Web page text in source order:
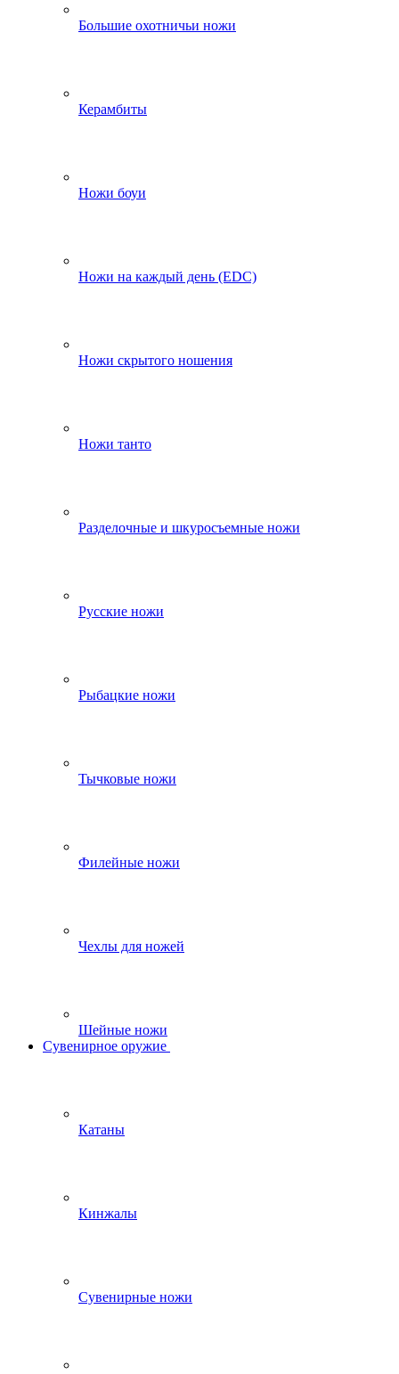
Большие охотничьи ножи
Керамбиты
Ножи боуи
Ножи на каждый день (EDC)
Ножи скрытого ношения
Ножи танто
Разделочные и шкуросъемные ножи
Русские ножи
Рыбацкие ножи
Тычковые ножи
Филейные ножи
Чехлы для ножей
Шейные ножи
Сувенирное оружие
Катаны
Кинжалы
Сувенирные ножи